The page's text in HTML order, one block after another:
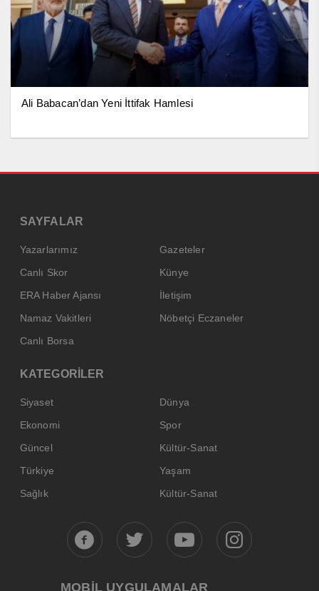
Ali Babacan’dan Yeni İttifak Hamlesi
SAYFALAR
Yazarlarımız
Gazeteler
Canlı Skor
Künye
ERA Haber Ajansı
İletişim
Namaz Vakitleri
Nöbetçi Eczaneler
Canlı Borsa
KATEGORİLER
Siyaset
Dünya
Ekonomi
Spor
Güncel
Kültür-Sanat
Türkiye
Yaşam
Sağlık
Kültür-Sanat
MOBİL UYGULAMALAR